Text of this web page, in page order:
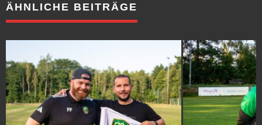
ÄHNLICHE BEITRÄGE